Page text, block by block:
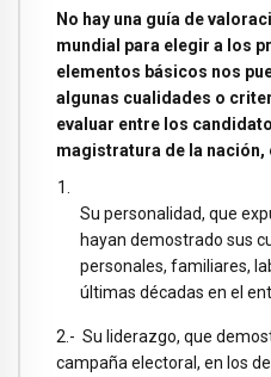
No hay una guía de
mundial para elegir a los
elementos básicos nos
algunas cualidades o
evaluar entre los
magistratura de la
Su personalidad, que
hayan demostrado sus
personales, familiares,
últimas décadas en el
2.- Su liderazgo, que
campaña electoral, en los